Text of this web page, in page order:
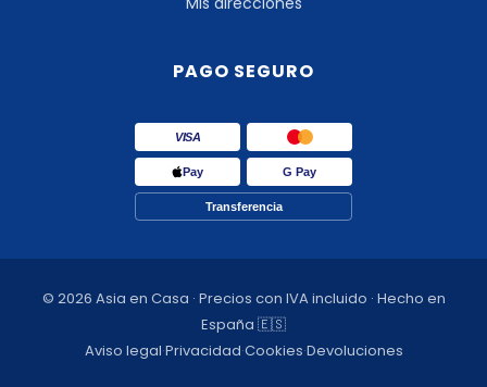
PAGO SEGURO
VISA
Pay G Pay
Transferencia
© 2026 Asia en Casa · Precios con IVA incluido · Hecho en
España 🇪🇸
Aviso legal·Privacidad·Cookies·Devoluciones